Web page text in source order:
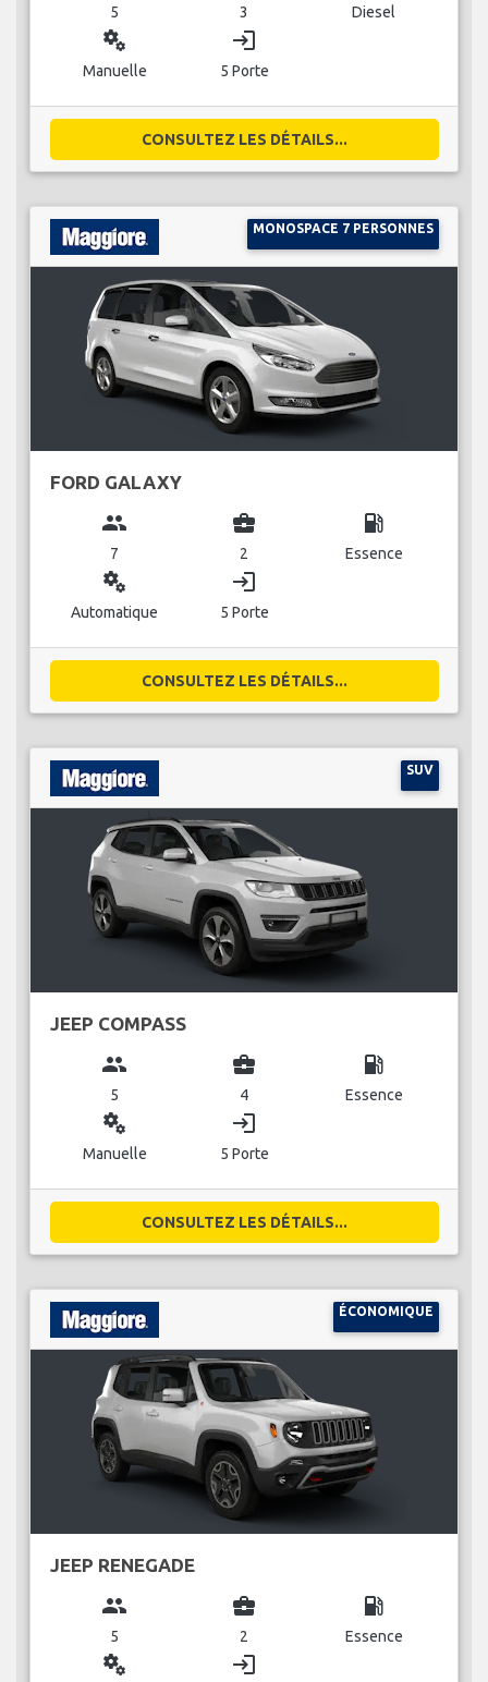
5 3 Diesel
miscellaneous_services
Manuelle
login
5 Porte
CONSULTEZ LES DÉTAILS...
MONOSPACE 7 PERSONNES
FORD GALAXY
group
7
business_center
2
local_gas_station
Essence
miscellaneous_services
Automatique
login
5 Porte
CONSULTEZ LES DÉTAILS...
SUV
JEEP COMPASS
group
5
business_center
4
local_gas_station
Essence
miscellaneous_services
Manuelle
login
5 Porte
CONSULTEZ LES DÉTAILS...
ÉCONOMIQUE
JEEP RENEGADE
group
5
business_center
2
local_gas_station
Essence
miscellaneous_services login